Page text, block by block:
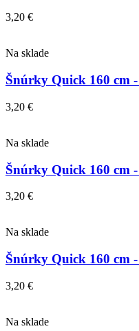
3,20 €
Na sklade
Šnúrky Quick 160 cm -
3,20 €
Na sklade
Šnúrky Quick 160 cm
3,20 €
Na sklade
Šnúrky Quick 160 cm
3,20 €
Na sklade